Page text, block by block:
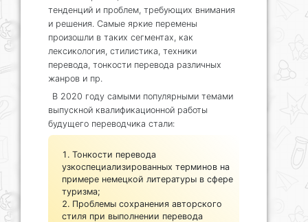
тенденций и проблем, требующих внимания
и решения. Самые яркие перемены
произошли в таких сегментах, как
лексикология, стилистика, техники
перевода, тонкости перевода различных
жанров и пр.
В 2020 году самыми популярными темами
выпускной квалификационной работы
будущего переводчика стали:
Тонкости перевода
узкоспециализированных терминов на
примере немецкой литературы в сфере
туризма;
Проблемы сохранения авторского
стиля при выполнении перевода